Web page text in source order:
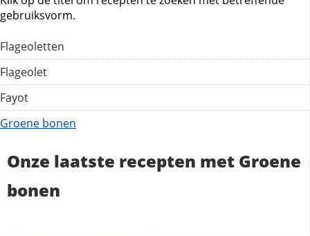
gebruiksvorm.
Flageoletten
Flageolet
Fayot
Groene bonen
Onze laatste recepten met Groene
bonen